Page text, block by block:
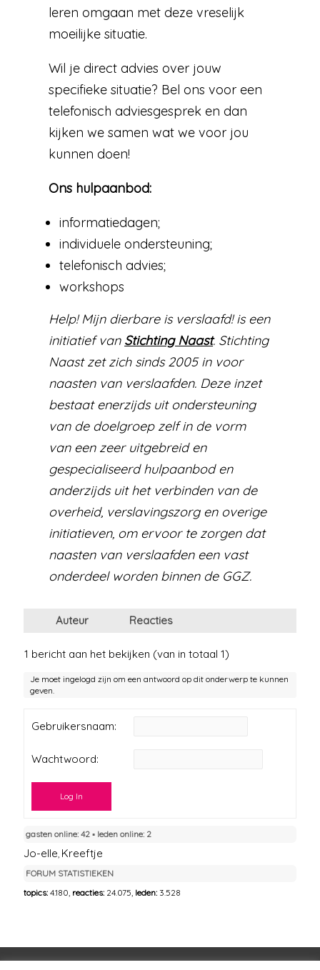
leren omgaan met deze vreselijk
moeilijke situatie.
Wil je direct advies over jouw
specifieke situatie? Bel ons voor een
telefonisch adviesgesprek en dan
kijken we samen wat we voor jou
kunnen doen!
Ons hulpaanbod:
informatiedagen;
individuele ondersteuning;
telefonisch advies;
workshops
Help! Mijn dierbare is verslaafd! is een
initiatief van Stichting Naast. Stichting
Naast zet zich sinds 2005 in voor
naasten van verslaafden. Deze inzet
bestaat enerzijds uit ondersteuning
van de doelgroep zelf in de vorm
van een zeer uitgebreid en
gespecialiseerd hulpaanbod en
anderzijds uit het verbinden van de
overheid, verslavingszorg en overige
initiatieven, om ervoor te zorgen dat
naasten van verslaafden een vast
onderdeel worden binnen de GGZ.
Auteur Reacties
1 bericht aan het bekijken (van in totaal 1)
Je moet ingelogd zijn om een antwoord op dit onderwerp te kunnen
geven.
Gebruikersnaam:
Wachtwoord:
Log In
gasten online: 42 ▪︎ leden online: 2
Jo-elle Kreeftje
FORUM STATISTIEKEN
topics:4.180, reacties: 24.075, leden: 3.528